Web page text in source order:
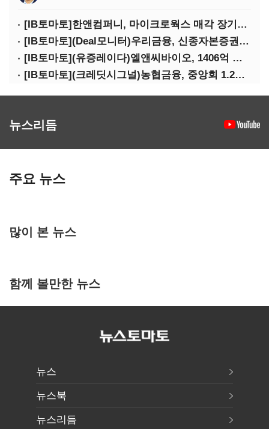
[IB토마토]한앤컴퍼니, 마이크로웍스 매각 장기화 대비…배당 회수판 깔았다
[IB토마토](Deal모니터)우리금융, 신종자본증권 발행했지만 차환금리 '부담'
[IB토마토](유증레이다)엘앤씨바이오, 1406억 유증…최대주주는 절반만 청약
[IB토마토](크레딧시그널)농협금융, 중앙회 1.2조 지원받아 생산적금융 확대
뉴스리듬
주요 뉴스
많이 본 뉴스
함께 볼만한 뉴스
뉴스
뉴스북
뉴스리듬